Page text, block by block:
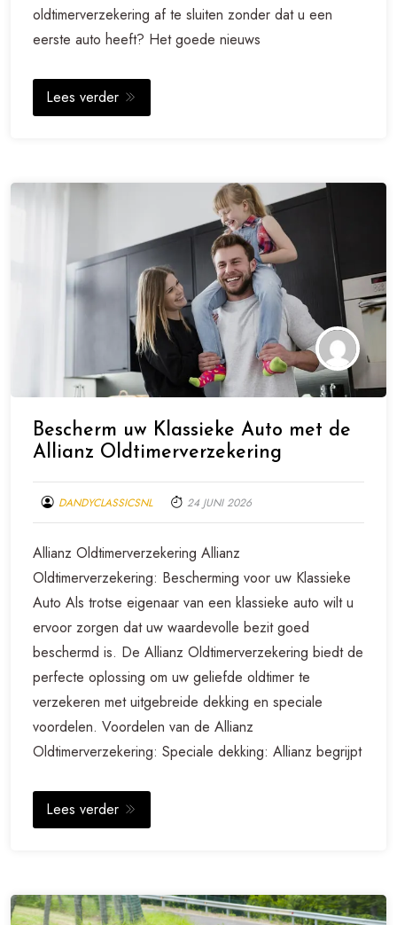
oldtimerverzekering af te sluiten zonder dat u een
eerste auto heeft? Het goede nieuws
Lees verder
Bescherm uw Klassieke Auto met de
Allianz Oldtimerverzekering
DANDYCLASSICSNL 24 JUNI 2026
Allianz Oldtimerverzekering Allianz
Oldtimerverzekering: Bescherming voor uw Klassieke
Auto Als trotse eigenaar van een klassieke auto wilt u
ervoor zorgen dat uw waardevolle bezit goed
beschermd is. De Allianz Oldtimerverzekering biedt de
perfecte oplossing om uw geliefde oldtimer te
verzekeren met uitgebreide dekking en speciale
voordelen. Voordelen van de Allianz
Oldtimerverzekering: Speciale dekking: Allianz begrijpt
Lees verder